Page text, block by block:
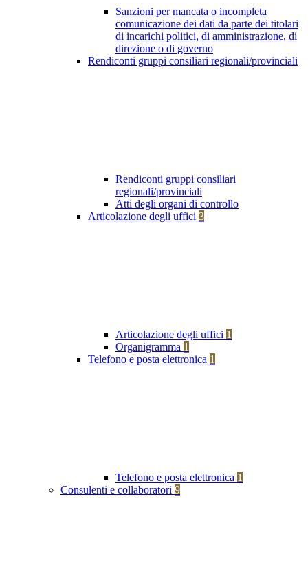
Sanzioni per mancata o incompleta
comunicazione dei dati da parte dei titolari
di incarichi politici, di amministrazione, di
direzione o di governo
Rendiconti gruppi consiliari regionali/provinciali
Rendiconti gruppi consiliari
regionali/provinciali
Atti degli organi di controllo
Articolazione degli uffici 3
Articolazione degli uffici 1
Organigramma 1
Telefono e posta elettronica 1
Telefono e posta elettronica 1
Consulenti e collaboratori 9